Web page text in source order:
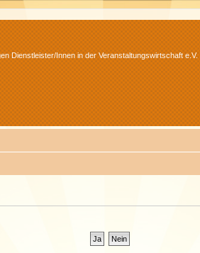
Dienstleister/Innen in der Veranstaltungswirtschaft e.V.